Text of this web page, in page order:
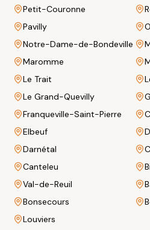
Petit-Couronne
Pavilly
Notre-Dame-de-Bondeville
Maromme
Le Trait
Le Grand-Quevilly
Franqueville-Saint-Pierre
Elbeuf
Darnétal
Canteleu
Val-de-Reuil
Bonsecours
Louviers